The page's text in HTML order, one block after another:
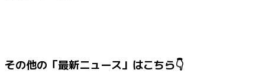
その他の「最新ニュース」はこちら👇